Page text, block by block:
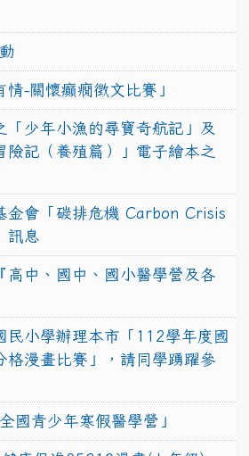
-關懷癲癇徵文比賽」
「少年小漁的尋寶奇航記」及
險記（養殖篇）」電子繪本之
金會「碳排危機 Carbon Crisis
訊息
高中、國中、國小醫學營及各
民小學辦理本市「112學年度國
格漫畫比賽」，請同學踴躍參
國青少年寒假醫學營」